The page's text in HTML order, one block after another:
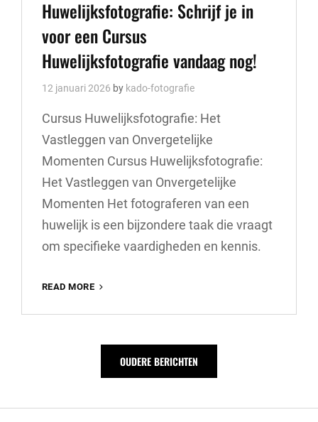
Huwelijksfotografie: Schrijf je in
voor een Cursus
Huwelijksfotografie vandaag nog!
12 januari 2026 by kado-fotografie
Cursus Huwelijksfotografie: Het
Vastleggen van Onvergetelijke
Momenten Cursus Huwelijksfotografie:
Het Vastleggen van Onvergetelijke
Momenten Het fotograferen van een
huwelijk is een bijzondere taak die vraagt
om specifieke vaardigheden en kennis.
READ MORE
MAGIE
HUWELIJKSFOTOGRAFIE:
SCHRIJF
JE
VOOR
BerichtnavigatieOUDERE BERICHTEN